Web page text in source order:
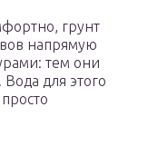
грунт
напрямую
тем они
для этого